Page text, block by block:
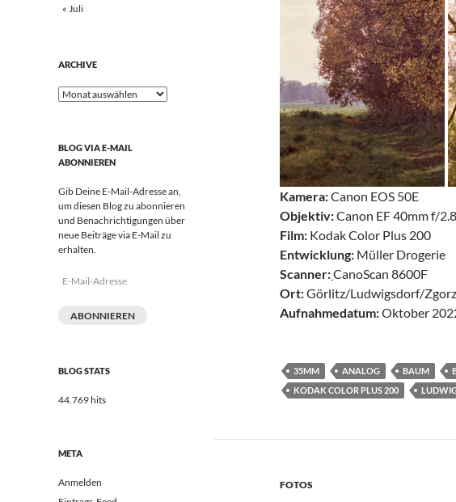
Kamera:Canon EOS 50E
Objektiv:Canon EF 40mm f/
Film: Kodak Color Plus 200
Entwicklung: Müller Drogerie
Scanner:CanoScan 8600F
Ort:Görlitz/Ludwigsdorf/
Aufnahmedatum:Oktober
35MM ANALOG BAUM
KODAK COLOR PLUS 200
FOTOS
« Juli
ARCHIVE
Archive
BLOG VIA E-MAIL
ABONNIEREN
Gib Deine E-Mail-Adresse an,
um diesen Blog zu abonnieren
und Benachrichtigungen über
neue Beiträge via E-Mail zu
erhalten.
E-
ABONNIEREN
BLOG STATS
44.769 hits
META
Anmelden